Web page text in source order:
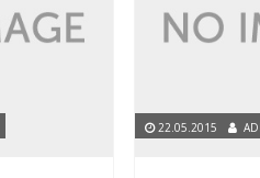
22.05.2015